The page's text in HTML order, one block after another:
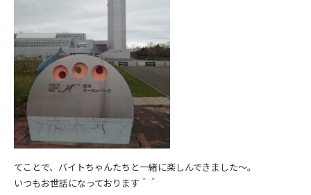
てことで、バイトちゃんたちと一緒に楽しんできました～。
いつもお世話になっております＾＾